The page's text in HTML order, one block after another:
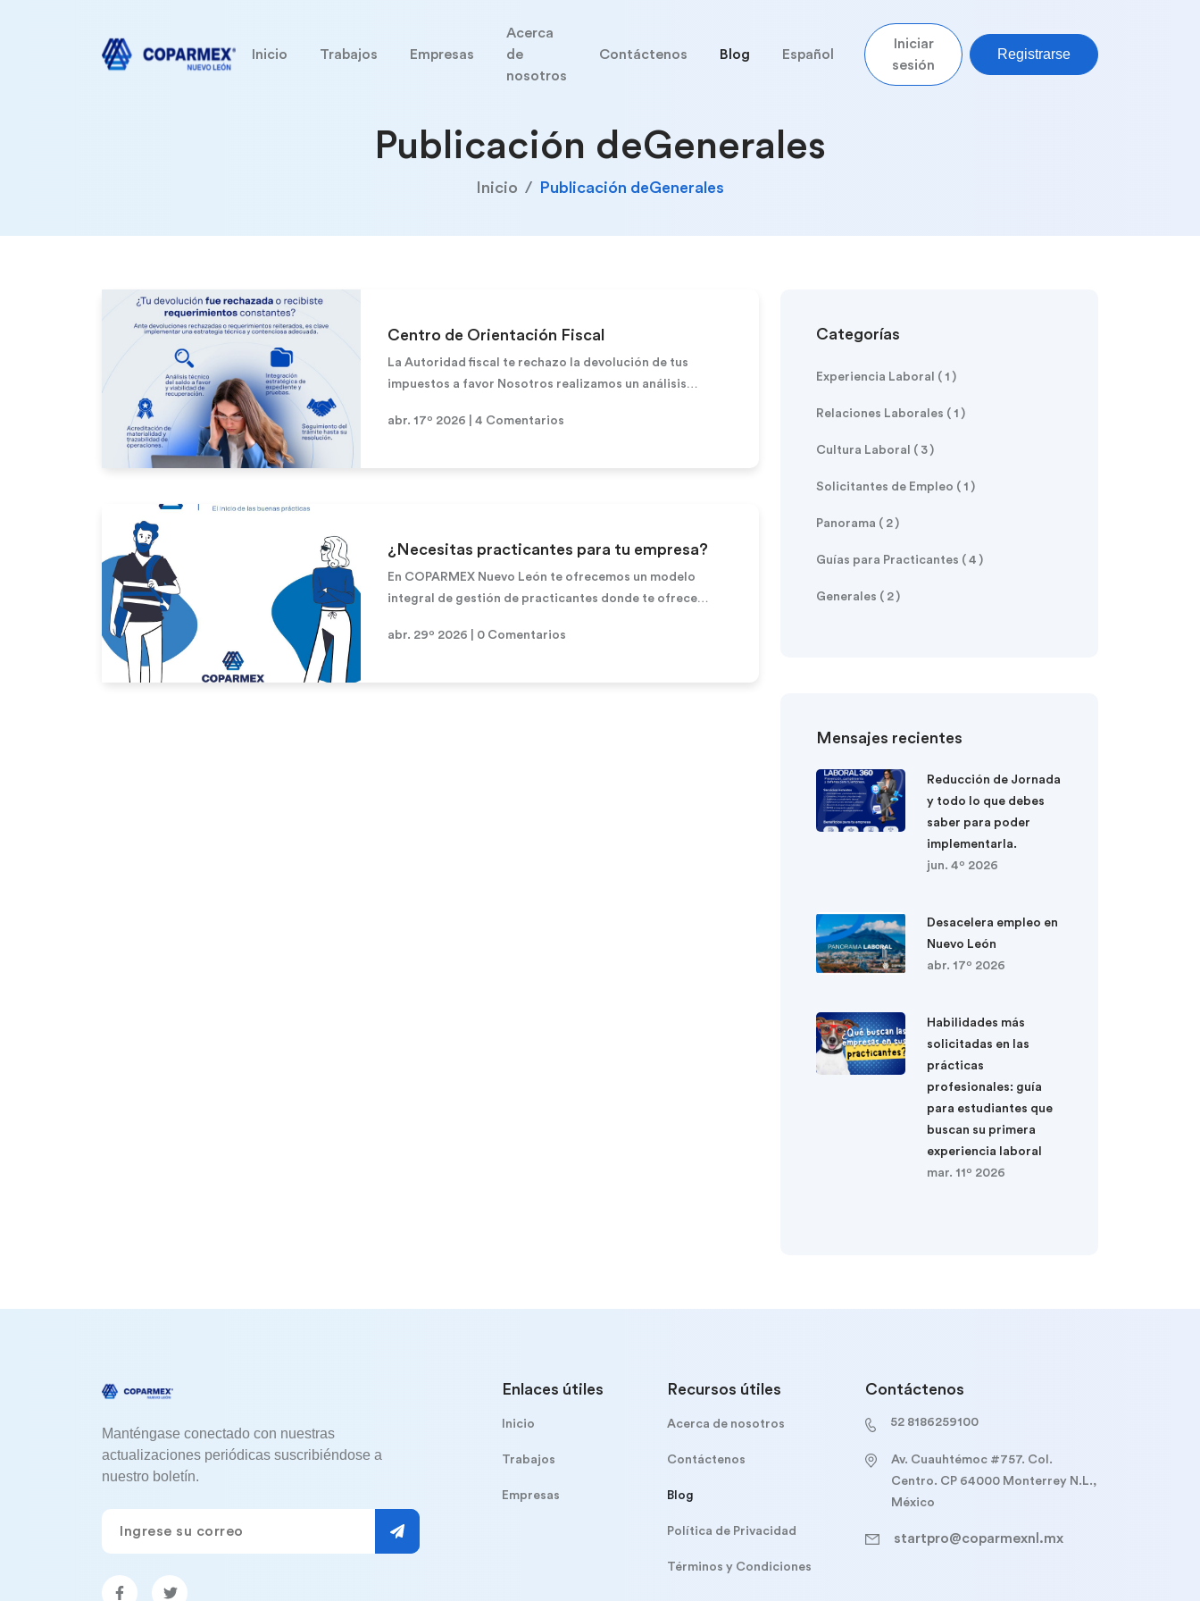
Inicio Trabajos Empresas
Acerca
de
nosotros
Contáctenos Blog Español
Iniciar
sesión
Registrarse
Publicación deGenerales
Inicio Publicación deGenerales
Leer más
Centro de Orientación Fiscal
La Autoridad fiscal te rechazo la devolución de tus
impuestos a favor Nosotros realizamos un análisis
abr. 17º 2026 | 4 Comentarios
Leer más
¿Necesitas practicantes para tu empresa?
En COPARMEX Nuevo León te ofrecemos un modelo
integral de gestión de practicantes donde te ofrece
abr. 29º 2026 | 0 Comentarios
Categorías
Experiencia Laboral ( 1 )
Relaciones Laborales ( 1 )
Cultura Laboral ( 3 )
Solicitantes de Empleo ( 1 )
Panorama ( 2 )
Guías para Practicantes ( 4 )
Generales ( 2 )
Mensajes recientes
Reducción de Jornada
y todo lo que debes
saber para poder
implementarla.
jun. 4º 2026
Desacelera empleo en
Nuevo León
abr. 17º 2026
Habilidades más
solicitadas en las
prácticas
profesionales: guía
para estudiantes que
buscan su primera
experiencia laboral
mar. 11º 2026
Manténgase conectado con nuestras
actualizaciones periódicas suscribiéndose a
nuestro boletín.
Enlaces útiles
Inicio
Trabajos
Empresas
Recursos útiles
Acerca de nosotros
Contáctenos
Blog
Política de Privacidad
Términos y Condiciones
Contáctenos
52 8186259100
Av. Cuauhtémoc #757. Col.
Centro. CP 64000 Monterrey N.L.,
México
startpro@coparmexnl.mx